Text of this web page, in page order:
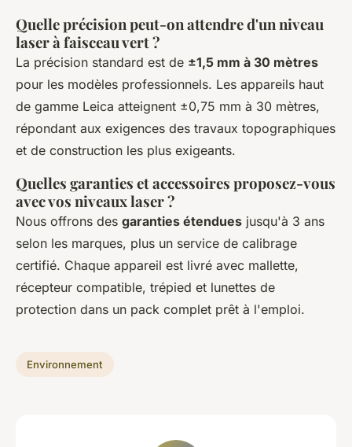
Quelle précision peut-on attendre d'un niveau
laser à faisceau vert ?
La précision standard est de ±1,5 mm à 30 mètres
pour les modèles professionnels. Les appareils haut
de gamme Leica atteignent ±0,75 mm à 30 mètres,
répondant aux exigences des travaux topographiques
et de construction les plus exigeants.
Quelles garanties et accessoires proposez-vous
avec vos niveaux laser ?
Nous offrons des garanties étendues jusqu'à 3 ans
selon les marques, plus un service de calibrage
certifié. Chaque appareil est livré avec mallette,
récepteur compatible, trépied et lunettes de
protection dans un pack complet prêt à l'emploi.
Environnement